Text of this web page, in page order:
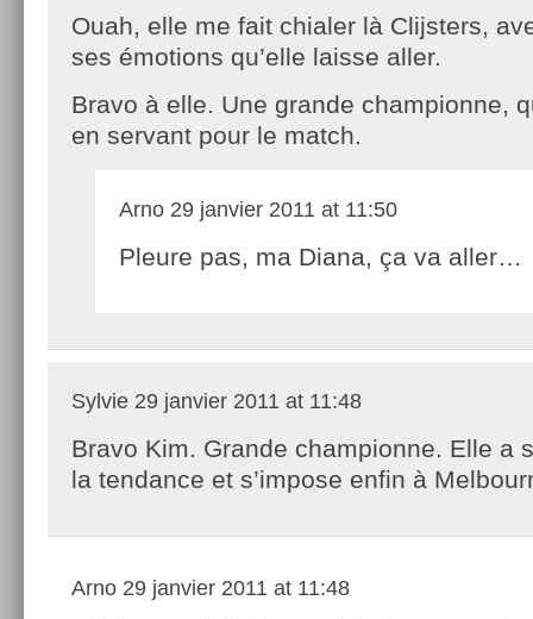
Ouah, elle me fait chialer là Clijsters,
ses émotions qu’elle laisse aller.
Bravo à elle. Une grande championne,
en servant pour le match.
Arno 29 janvier 2011 at 11:50
Pleure pas, ma Diana, ça va aller…
Sylvie 29 janvier 2011 at 11:48
Bravo Kim. Grande championne. Elle a
la tendance et s’impose enfin à
Arno 29 janvier 2011 at 11:48